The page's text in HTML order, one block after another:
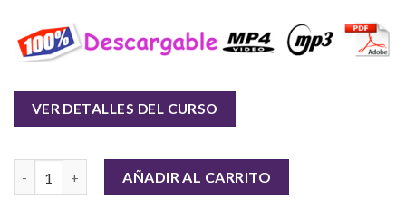
VER DETALLES DEL CURSO
AÑADIR AL CARRITO